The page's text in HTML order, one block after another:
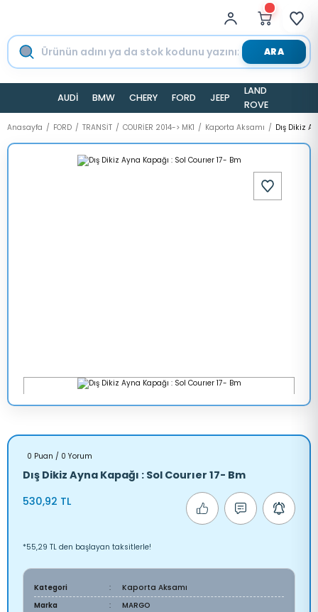
ARA
AUDİ BMW CHERY FORD JEEP
LAND
ROVER
Anasayfa FORD TRANSİT COURİER 2014-> MK1 Kaporta Aksamı Dış Dikiz
0 Puan / 0 Yorum
Dış Dikiz Ayna Kapağı : Sol Courıer 17- Bm
530,92 TL
*55,29 TL den başlayan taksitlerle!
Kategori
Kaporta Aksamı
Marka
MARGO